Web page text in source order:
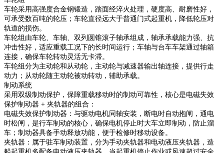
车轮采用高强度合金钢锻造，踏面经淬火处理，硬度高、耐磨性好，
可承受数百吨的轮压；车轮直径远大于普通门式起重机，降低轮压对
轨道的损伤。
车轮组由车轮、车轴、双列圆锥滚子轴承组成，轴承承载能力强、抗
冲击性好，适应重载工况下的长时间运行；车轴与台车车架通过轴箱
连接，确保车轮转动灵活无卡滞。
车轮组分为主动轮和从动轮，主动轮与减速器输出轴连接，提供行走
动力；从动轮随主动轮被动转动，辅助承载。
制动系统
采用双级制动保护，保障重载移动时的制动可靠性，核心是电磁失效
保护制动器 + 夹轨器的组合：
电磁失效保护制动器：与驱动电机同轴安装，断电时自动抱闸，通电
时松闸，是行车制动的核心，确保电机停止时大车立即制动，防止溜
车；制动器具备手动释放功能，便于检修时移动设备。
夹轨器：属于驻车制动装置，分为手动夹轨器和电动液压夹轨器，造